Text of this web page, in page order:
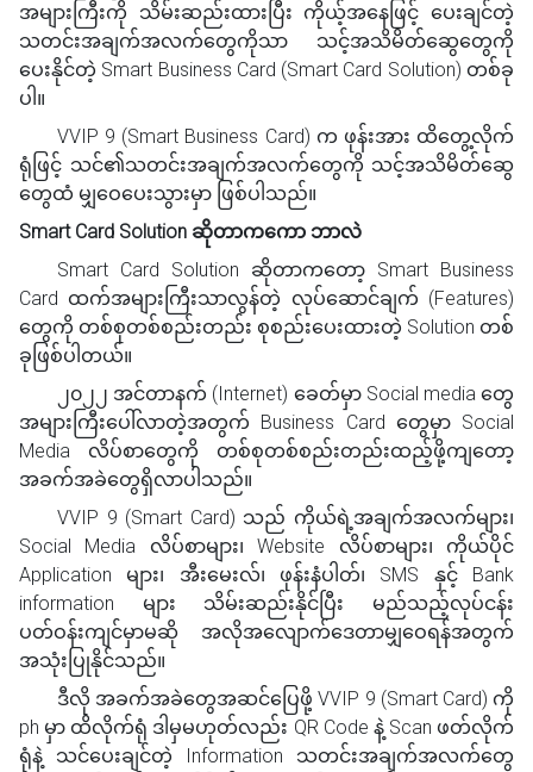
အများကြီးကို သိမ်းဆည်းထားပြီး ကိုယ့်အနေဖြင့် ပေးချင်တဲ့
သတင်းအချက်အလက်တွေကိုသာ သင့်အသိမိတ်ဆွေတွေကို
ပေးနိုင်တဲ့ Smart Business Card (Smart Card Solution) တစ်ခု
ပါ။
VVIP 9 (Smart Business Card) က ဖုန်းအား ထိတွေ့လိုက်
ရုံဖြင့် သင်၏သတင်းအချက်အလက်တွေကို သင့်အသိမိတ်ဆွေ
တွေထံ မျှဝေပေးသွားမှာ ဖြစ်ပါသည်။
Smart Card Solution ဆိုတာကကော ဘာလဲ
Smart Card Solution ဆိုတာကတော့ Smart Business
Card ထက်အများကြီးသာလွန်တဲ့ လုပ်ဆောင်ချက် (Features)
တွေကို တစ်စုတစ်စည်းတည်း စုစည်းပေးထားတဲ့ Solution တစ်
ခုဖြစ်ပါတယ်။
၂၀၂၂ အင်တာနက် (Internet) ခေတ်မှာ Social media တွေ
အများကြီးပေါ်လာတဲ့အတွက် Business Card တွေမှာ Social
Media လိပ်စာတွေကို တစ်စုတစ်စည်းတည်းထည့်ဖို့ကျတော့
အခက်အခဲတွေရှိလာပါသည်။
VVIP 9 (Smart Card) သည် ကိုယ်ရဲ့အချက်အလက်များ၊
Social Media လိပ်စာများ၊ Website လိပ်စာများ၊ ကိုယ်ပိုင်
Application များ၊ အီးမေးလ်၊ ဖုန်းနံပါတ်၊ SMS နှင့် Bank
information များ သိမ်းဆည်းနိုင်ပြီး မည်သည့်လုပ်ငန်း
ပတ်ဝန်းကျင်မှာမဆို ‌‌အလိုအလျောက်ဒေတာမျှဝေရန်အတွက်
အသုံးပြုနိုင်သည်။
ဒီလို အခက်အခဲတွေအဆင်ပြေဖို့ VVIP 9 (Smart Card) ကို
ph မှာ ထိလိုက်ရုံ ဒါမှမဟုတ်လည်း QR Code နဲ့ Scan ဖတ်လိုက်
ရုံနဲ့ သင်ပေးချင်တဲ့ Information သတင်းအချက်အလက်တွေ